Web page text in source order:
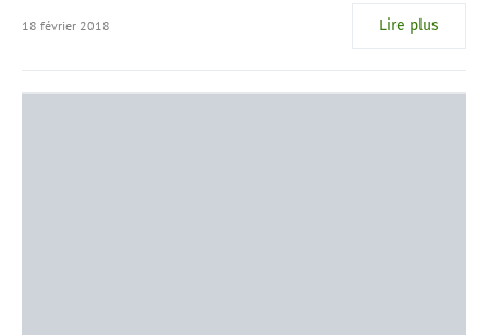
18 février 2018 Lire plus